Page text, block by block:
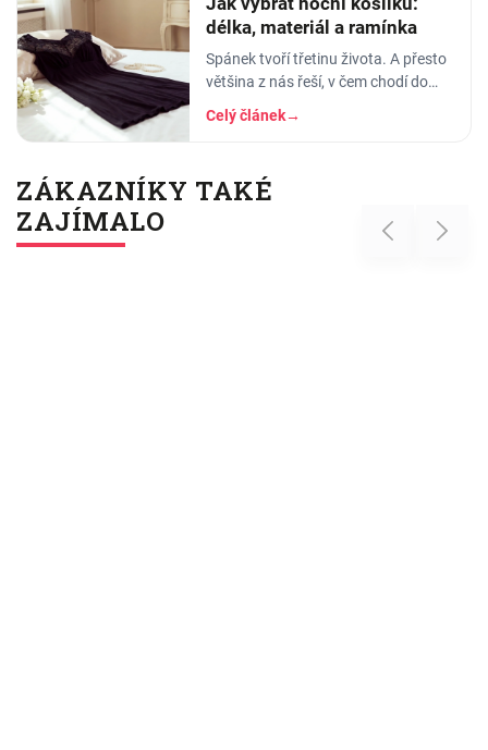
délka, materiál a ramínka
Spánek tvoří třetinu života. A přesto
většina z nás řeší, v čem chodí do
práce, do divadla nebo na rande, ale
to, v čem stráví těch osm hodin…
Celý článek→
ZÁKAZNÍKY TAKÉ
ZAJÍMALO
Previous Next